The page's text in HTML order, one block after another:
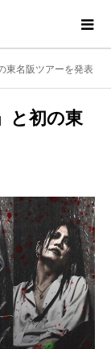
東名阪ツアーを発表
と初の東